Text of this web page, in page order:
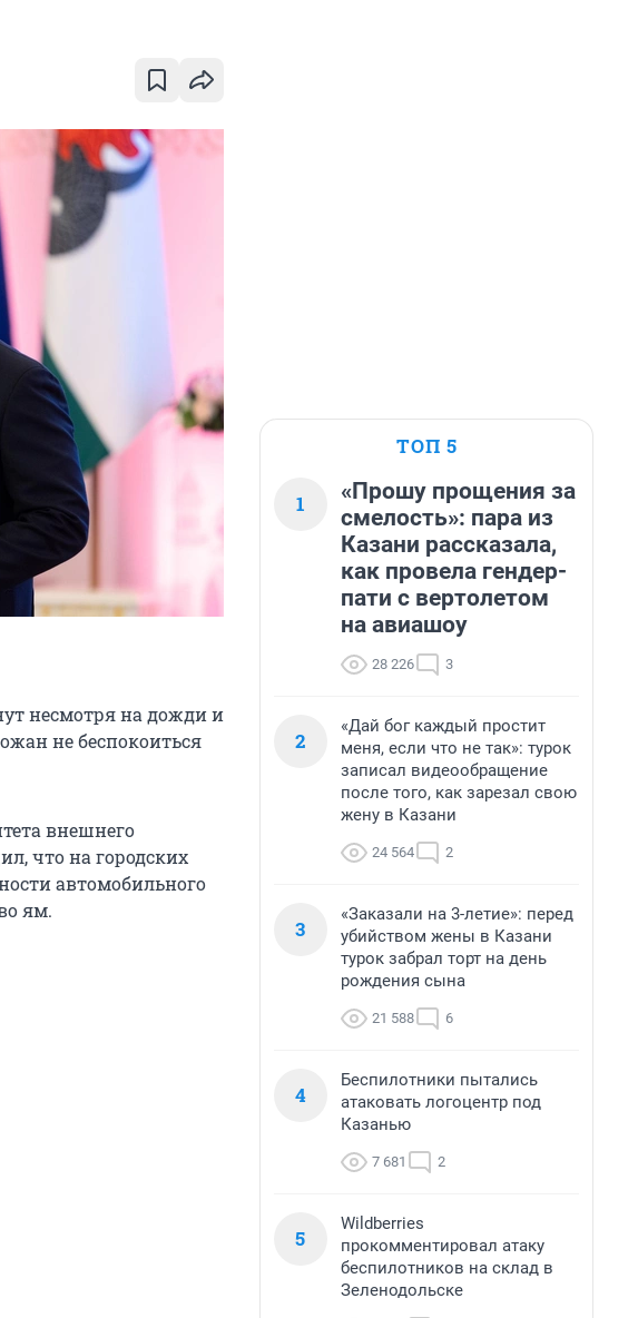
несмотря на дожди и
не беспокоиться
внешнего
что на городских
автомобильного
ям.
ТОП 5
1
«Прошу прощения за
смелость»: пара из
Казани рассказала,
как провела гендер-
пати с вертолетом
на авиашоу
28 226 3
2
«Дай бог каждый простит
меня, если что не так»: турок
записал видеообращение
после того, как зарезал свою
жену в Казани
24 564 2
3
«Заказали на 3-летие»: перед
убийством жены в Казани
турок забрал торт на день
рождения сына
21 588 6
4
Беспилотники пытались
атаковать логоцентр под
Казанью
7 681 2
5
Wildberries
прокомментировал атаку
беспилотников на склад в
Зеленодольске